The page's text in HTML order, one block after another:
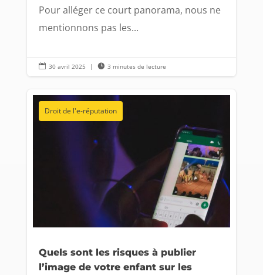
Pour alléger ce court panorama, nous ne
mentionnons pas les...
 30 avril 2025 |  3 minutes de lecture
Droit de l'e-réputation
Quels sont les risques à publier
l’image de votre enfant sur les